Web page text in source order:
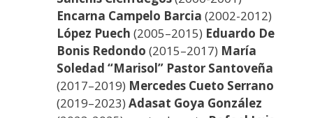
Encarna Campelo Barcia (2002-2012)
López Puech (2005–2015) Eduardo De
Bonis Redondo (2015–2017) María
Soledad “Marisol” Pastor Santoveña
(2017–2019) Mercedes Cueto Serrano
(2019–2023) Adasat Goya González